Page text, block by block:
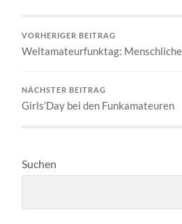
VORHERIGER BEITRAG
Weltamateurfunktag:
NÄCHSTER BEITRAG
Girls’Day bei den Funkamateuren
Suchen